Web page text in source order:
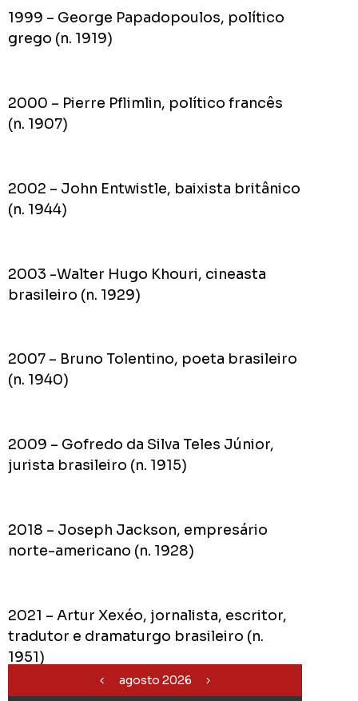
1999 – George Papadopoulos, político
grego (n. 1919)
2000 – Pierre Pflimlin, político francês
(n. 1907)
2002 – John Entwistle, baixista britânico
(n. 1944)
2003 -Walter Hugo Khouri, cineasta
brasileiro (n. 1929)
2007 – Bruno Tolentino, poeta brasileiro
(n. 1940)
2009 – Gofredo da Silva Teles Júnior,
jurista brasileiro (n. 1915)
2018 – Joseph Jackson, empresário
norte-americano (n. 1928)
2021 – Artur Xexéo, jornalista, escritor,
tradutor e dramaturgo brasileiro (n.
1951)
agosto 2026